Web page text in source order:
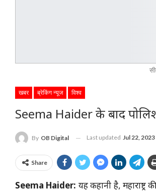
खबर ब्रेकिंग न्यूज विश्व
Seema Haider के बाद
By OB Digital Last updated Jul 22, 2023
Share
Seema Haider: यह कहानी है, महाराष्ट्र